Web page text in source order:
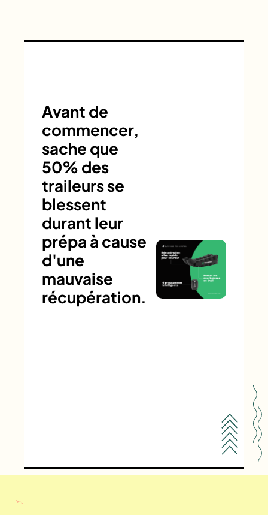
Avant de
commencer,
sache que
50% des
traileurs se
blessent
durant leur
prépa à cause
d'une
mauvaise
récupération.